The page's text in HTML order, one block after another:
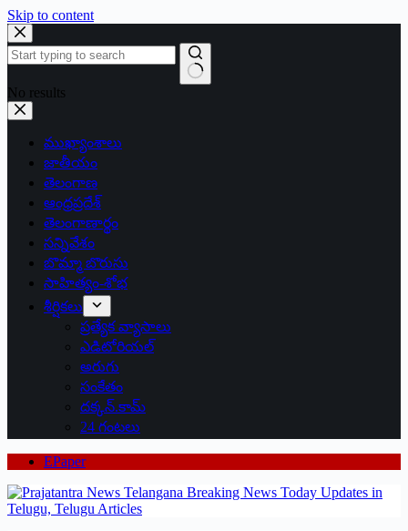
Skip to content
No results
ముఖ్యాంశాలు
జాతీయం
తెలంగాణ
ఆంధ్రప్రదేశ్
తెలంగాణార్థం
సన్నివేశం
బొమ్మా బొరుసు
సాహిత్యం-శోభ
శీర్షికలు
ప్రత్యేక వ్యాసాలు
ఎడిటోరియల్
అరుగు
సంకేతం
దక్కన్.కామ్
24 గంటలు
EPaper